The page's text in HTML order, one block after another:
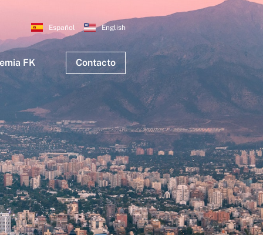
Español English
FK Contacto